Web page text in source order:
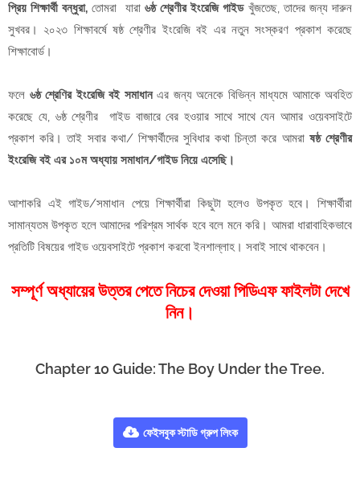
প্রিয় শিক্ষার্থী বন্ধুরা, তোমরা যারা ৬ষ্ঠ শ্রেণীর ইংরেজি গাইডখুঁজতেছ, তাদের জন্য দারুন
সুখবর। ২০২৩ শিক্ষাবর্ষে ষষ্ঠ শ্রেণীর ইংরেজি বই এর নতুন সংস্করণ প্রকাশ করেছে
শিক্ষাবোর্ড।
ফলে ৬ষ্ঠ শ্রেণির ইংরেজি বই সমাধানএর জন্য অনেকে বিভিন্ন মাধ্যমে আমাকে অবহিত
করেছে যে, ৬ষ্ঠ শ্রেণীর গাইড বাজারে বের হওয়ার সাথে সাথে যেন আমার ওয়েবসাইটে
প্রকাশ করি। তাই সবার কথা/ শিক্ষার্থীদের সুবিধার কথা চিন্তা করে আমরা ষষ্ঠ শ্রেণীর
ইংরেজি বই এর ১০ম অধ্যায় সমাধান/গাইড নিয়ে এসেছি।
আশাকরি এই গাইড/সমাধান পেয়ে শিক্ষার্থীরা কিছুটা হলেও উপকৃত হবে। শিক্ষার্থীরা
সামান্যতম উপকৃত হলে আমাদের পরিশ্রম সার্থক হবে বলে মনে করি। আমরা ধারাবাহিকভাবে
প্রতিটি বিষয়ের গাইড ওয়েবসাইটে প্রকাশ করবো ইনশাল্লাহ। সবাই সাথে থাকবেন।
সম্পূর্ণ অধ্যায়ের উত্তর পেতে নিচের দেওয়া পিডিএফ ফাইলটা দেখে
নিন।
Chapter 10 Guide: The Boy Under the Tree.
ফেইসবুক স্টাডি গ্রুপ লিংক